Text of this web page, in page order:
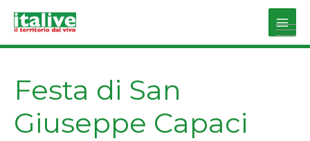
Main
Festa di San
Giuseppe Capaci